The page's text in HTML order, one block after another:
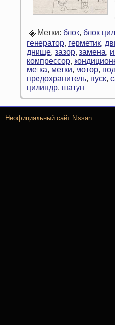
Метки: блок, блок
генератор, герметик,
днище, зазор, замена,
компрессор,
метка, метки, мотор,
предохранитель, пуск,
цилиндр, шатун
Неофициальный сайт Nissan